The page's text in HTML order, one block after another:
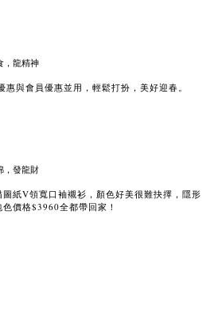
與會員優惠並用，輕鬆打扮，美好迎春。
紙V領寬口袖襯衫，顏色好美很難抉擇，隱形
價格$3960全都帶回家！